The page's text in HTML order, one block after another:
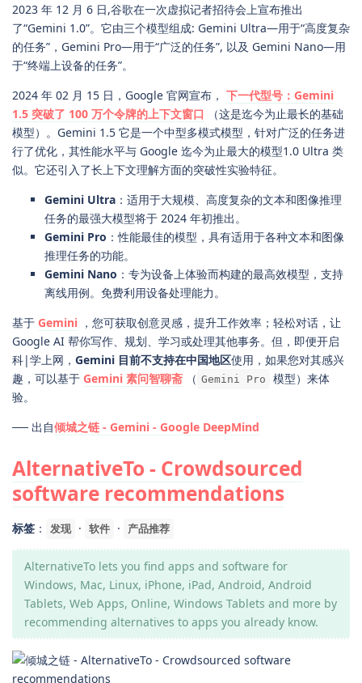
2023 年 12 月 6 日,谷歌在一次虚拟记者招待会上宣布推出
了“Gemini 1.0”。它由三个模型组成: Gemini Ultra—用于“高度复杂
的任务”，Gemini Pro—用于“广泛的任务”, 以及 Gemini Nano—用
于“终端上设备的任务”。
2024 年 02 月 15 日，Google 官网宣布， 下一代型号：Gemini
1.5 突破了 100 万个令牌的上下文窗口
（这是迄今为止最长的基础
模型）。Gemini 1.5 它是一个中型多模式模型，针对广泛的任务进
行了优化，其性能水平与 Google 迄今为止最大的模型1.0 Ultra 类
似。它还引入了长上下文理解方面的突破性实验特征。
Gemini Ultra ：适用于大规模、高度复杂的文本和图像推理
任务的最强大模型将于 2024 年初推出。
Gemini Pro ：性能最佳的模型，具有适用于各种文本和图像
推理任务的功能。
Gemini Nano ：专为设备上体验而构建的最高效模型，支持
离线用例。免费利用设备处理能力。
基于 Gemini ，您可获取创意灵感，提升工作效率；轻松对话，让
Google AI 帮你写作、规划、学习或处理其他事务。但，即便开启
科|学上网， Gemini 目前不支持在中国地区使用，如果您对其感兴
趣，可以基于 Gemini 素问智聊斋 （ Gemini Pro
模型）来体
验。
── 出自倾城之链 - Gemini - Google DeepMind
AlternativeTo - Crowdsourced
software recommendations
标签 ： 发现 · 软件 · 产品推荐
AlternativeTo lets you find apps and software for
Windows, Mac, Linux, iPhone, iPad, Android, Android
Tablets, Web Apps, Online, Windows Tablets and more by
recommending alternatives to apps you already know.